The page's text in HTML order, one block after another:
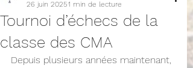
Tournoi d’échecs de la
classe des CMA
26 juin 20251 min de lecture
Depuis plusieurs années maintenant,